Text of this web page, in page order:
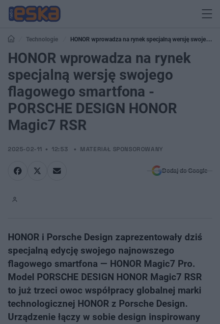
Technologie
HONOR wprowadza na rynek specjalną wersję swojego
flagowego smartfona - PORSCHE DESIGN HONOR Magic7 RSR
HONOR wprowadza na rynek
specjalną wersję swojego
flagowego smartfona -
PORSCHE DESIGN HONOR
Magic7 RSR
2025-02-11 12:53 MATERIAŁ SPONSOROWANY
Dodaj do Google
HONOR i Porsche Design zaprezentowały dziś
specjalną edycję swojego najnowszego
flagowego smartfona — HONOR Magic7 Pro.
Model PORSCHE DESIGN HONOR Magic7 RSR
to już trzeci owoc współpracy globalnej marki
technologicznej HONOR z Porsche Design.
Urządzenie łączy w sobie design inspirowany